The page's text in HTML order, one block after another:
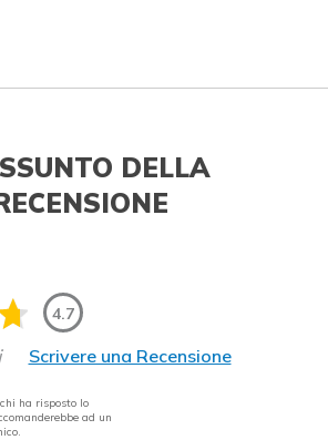
DELLA
4.7
Scrivere una Recensione
ha risposto lo
ad un